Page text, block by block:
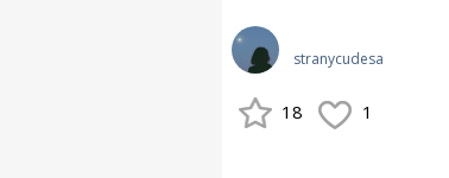
stranycudesa
18 1